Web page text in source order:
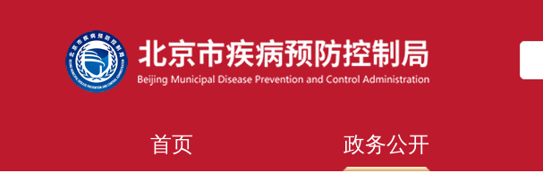
首页 政务公开